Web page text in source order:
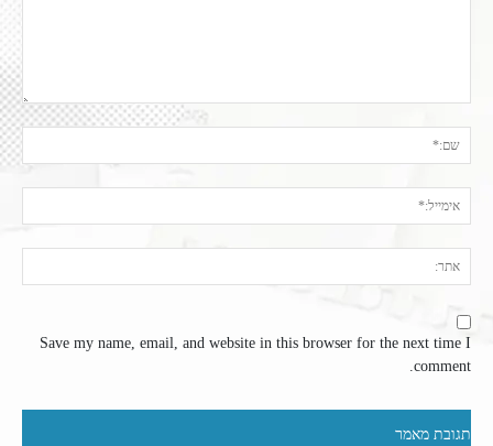
Save my name, email, and website in this browser for the next time I
comment.